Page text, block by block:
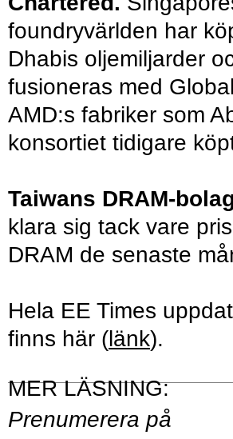
foundryvärlden har
Dhabis oljemiljarder
fusioneras med
AMD:s fabriker som
konsortiet tidigare
Taiwans DRAM-
klara sig tack vare
DRAM de senaste
Hela EE Times
finns här (länk).
Prenumerera på